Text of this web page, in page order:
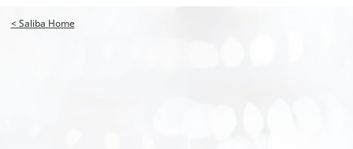
< Saliba Home